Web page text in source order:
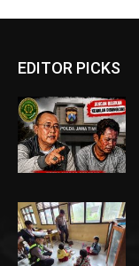
EDITOR PICKS